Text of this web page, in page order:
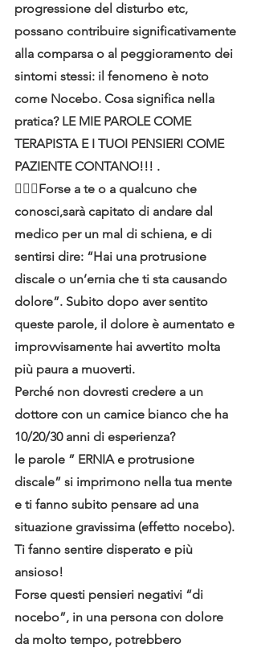
progressione del disturbo etc,
possano contribuire significativamente
alla comparsa o al peggioramento dei
sintomi stessi: il fenomeno è noto
come Nocebo. Cosa significa nella
pratica? LE MIE PAROLE COME
TERAPISTA E I TUOI PENSIERI COME
PAZIENTE CONTANO!!! .
🙋🏻‍♂Forse a te o a qualcuno che
conosci,sarà capitato di andare dal
medico per un mal di schiena, e di
sentirsi dire: “Hai una protrusione
discale o un’ernia che ti sta causando
dolore”. Subito dopo aver sentito
queste parole, il dolore è aumentato e
improvvisamente hai avvertito molta
più paura a muoverti.
Perché non dovresti credere a un
dottore con un camice bianco che ha
10/20/30 anni di esperienza?
le parole ” ERNIA e protrusione
discale” si imprimono nella tua mente
e ti fanno subito pensare ad una
situazione gravissima (effetto nocebo).
Ti fanno sentire disperato e più
ansioso!
Forse questi pensieri negativi “di
nocebo”, in una persona con dolore
da molto tempo, potrebbero